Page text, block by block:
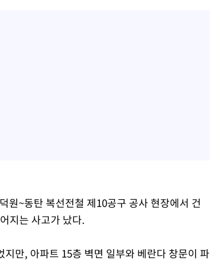
원~동탄 복선전철 제10공구 공사 현장에서 건
지는 사고가 났다.
만, 아파트 15층 벽면 일부와 베란다 창문이 파